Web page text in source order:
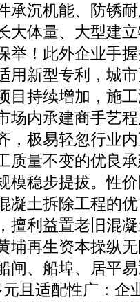
承沉机能、防锈
大体量、大型建
举！此外企业手
用新型专利，城
目持续增加，施
场内承建商手艺
，极易轻忽行业
质量不变的优良
模稳步提拔。性
凝土拆除工程的
擅利益置老旧混
埔再生资本操纵
闸、船埠、居平
且适配性广：企